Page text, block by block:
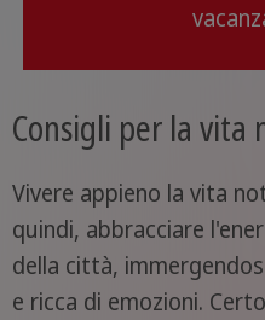
Consigli per la vita
Vivere appieno la vita
quindi, abbracciare
della città,
e ricca di emozioni.